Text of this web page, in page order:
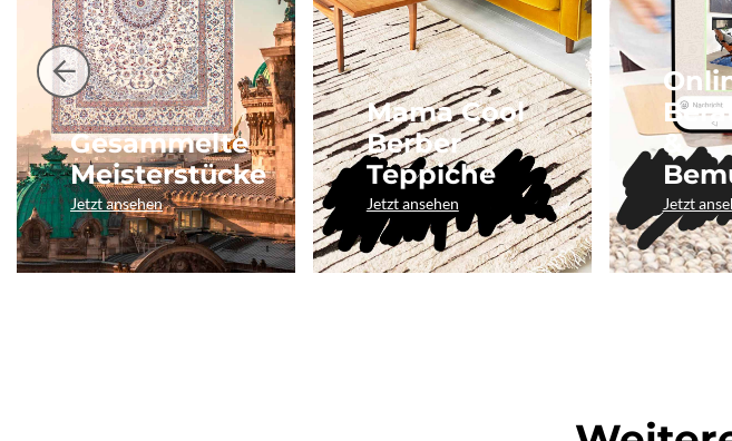
Gesammelte
Meisterstücke
Jetzt ansehen
Mama Cool
Berber
Teppiche
Jetzt ansehen
&
Jetzt